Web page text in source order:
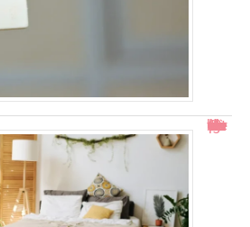
Col ouvert à 1 doigt : accouchement dans combien de temps ?